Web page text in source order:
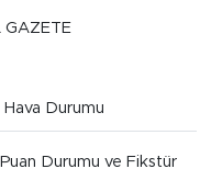
GAZETE
Hava Durumu
Puan Durumu ve Fikstür